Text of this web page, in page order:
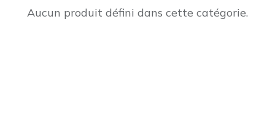
Aucun produit défini dans cette catégorie.